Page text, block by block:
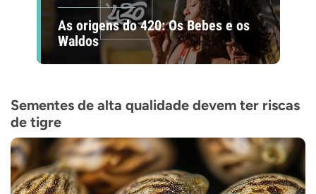
As origens do 420: Os Bebes e os
Waldos
Sementes de alta qualidade devem ter riscas
de tigre